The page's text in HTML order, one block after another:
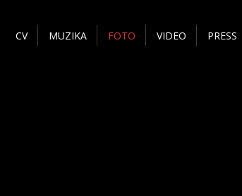
CV MUZIKA FOTO VIDEO PRESS